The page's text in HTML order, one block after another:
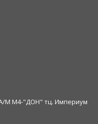
А/М М4-"ДОН" тц. Империум